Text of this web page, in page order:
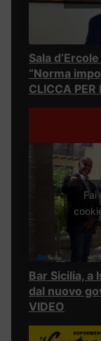
Sala
“Norma
CLICCA PER
Fai
Bar Sicilia, a
dal nuovo
VIDEO